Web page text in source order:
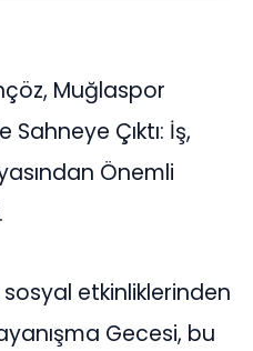
Muğlaspor
Çıktı: İş,
Önemli
sosyal etkinliklerinden
Gecesi, bu